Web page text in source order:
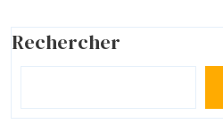
Rechercher